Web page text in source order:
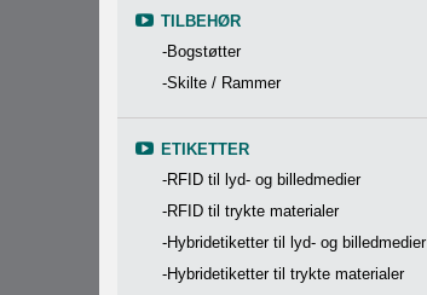
TILBEHØR
-Bogstøtter
-Skilte / Rammer
ETIKETTER
-RFID til lyd- og billedmedier
-RFID til trykte materialer
-Hybridetiketter til lyd- og billedmedier
-Hybridetiketter til trykte materialer